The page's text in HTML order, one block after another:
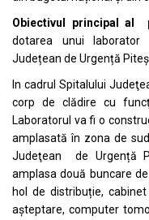
Obiectivul principal al
dotarea unui laborator
Județean de Urgență
In cadrul Spitalului
corp de clădire cu
Laboratorul va fi o
amplasată în zona de
Judeţean de Urgență
amplasa două buncare
hol de distribuție,
așteptare, computer